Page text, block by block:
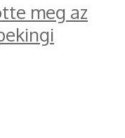
meg az